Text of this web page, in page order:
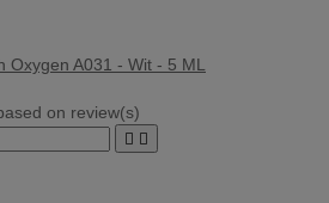
Oxygen A031 - Wit - 5 ML
on review(s)
 